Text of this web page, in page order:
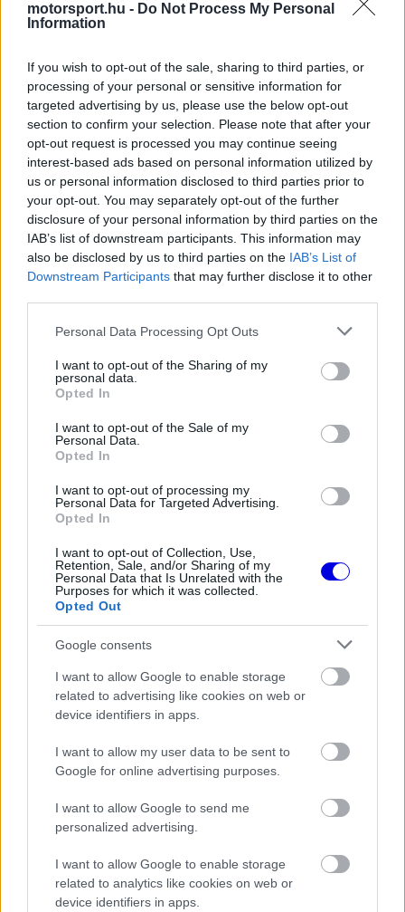
motorsport.hu - Do Not Process My Personal
Information
If you wish to opt-out of the sale, sharing to third parties, or
processing of your personal or sensitive information for
targeted advertising by us, please use the below opt-out
section to confirm your selection. Please note that after your
opt-out request is processed you may continue seeing
interest-based ads based on personal information utilized by
us or personal information disclosed to third parties prior to
your opt-out. You may separately opt-out of the further
disclosure of your personal information by third parties on the
IAB’s list of downstream participants. This information may
also be disclosed by us to third parties on the IAB’s List of
Downstream Participants that may further disclose it to other
Please note that this website/app uses one or more Google
not limited to your visit or usage behaviour. You may click to
grant or deny consent to Google and its third-party tags to
use your data for below specified purposes in below Google
consent section.
Personal Data Processing Opt Outs
I want to opt-out of the Sharing of my
personal data.
Opted In
I want to opt-out of the Sale of my
Personal Data.
Opted In
I want to opt-out of processing my
Personal Data for Targeted Advertising.
Opted In
I want to opt-out of Collection, Use,
Retention, Sale, and/or Sharing of my
Personal Data that Is Unrelated with the
Purposes for which it was collected.
Opted Out
Google consents
I want to allow Google to enable storage
related to advertising like cookies on web or
device identifiers in apps.
I want to allow my user data to be sent to
Google for online advertising purposes.
I want to allow Google to send me
personalized advertising.
I want to allow Google to enable storage
related to analytics like cookies on web or
device identifiers in apps.
A brit versenyző egy rövid, intenzív SQ3-as
közepesről lágyra váltás, a változó tapadás és
Interlagos hullámzó, vak kanyarokkal tűzdelt
vonalvezetése jelentette a fő kihívásokat; mindezt
úgy kezelte, hogy a végrehajtásra és a tiszta
körre koncentrált.
„Az időmérő nehezebb lett a vártnál. Sok gyors
autó volt a pályán, és a közepesről lágyra váltani
voltunk a leggyorsabbak” – értékelt Norris.
modal
window.
The media could not be loaded, either because
is not supported.
„Nem éreztem magam olyan kényelmesen, mint
Mexikóban, és ettől ez a pole még különlegesebb.
Itt az időmérő a hétvége egyik legjobb része: a
pálya hullámzik, vak kanyarok és mélyedések
helyszínen pole-t szerezni maga az öröm” – tette
FORMA-1